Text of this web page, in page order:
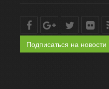
Подписаться на новости